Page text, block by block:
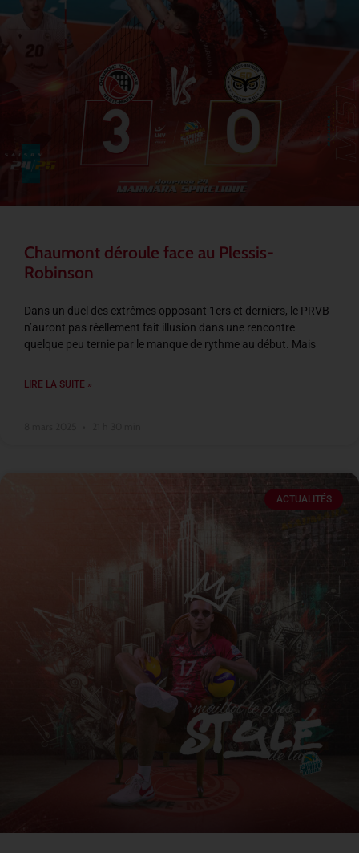
Chaumont déroule face au Plessis-
Robinson
Dans un duel des extrêmes opposant 1ers et derniers, le PRVB
n’auront pas réellement fait illusion dans une rencontre
quelque peu ternie par le manque de rythme au début. Mais
LIRE LA SUITE »
ACTUALITÉS